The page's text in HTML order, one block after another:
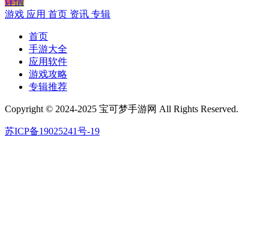
游戏 应用 首页 资讯 专辑
首页
手游大全
应用软件
游戏攻略
专辑推荐
Copyright © 2024-2025 宝可梦手游网 All Rights Reserved.
苏ICP备19025241号-19